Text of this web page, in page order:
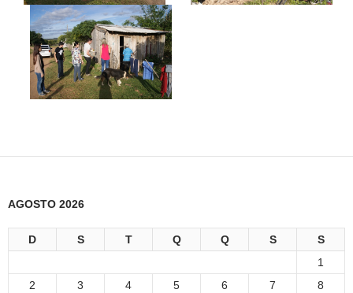
AGOSTO 2026
D S T Q Q S
S
1
2
3 4 5 6 7
8